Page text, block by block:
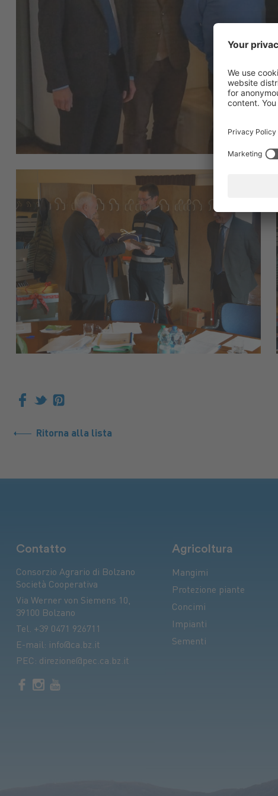
Ritorna alla lista
Contatto
Consorzio Agrario di Bolzano
Società Cooperativa
Via Werner von Siemens 10,
39100 Bolzano
Tel. +39 0471 926711
E-mail: info@ca.bz.it
PEC: direzione@pec.ca.bz.it
Agricoltura
Mangimi
Protezione piante
Concimi
Impianti
Sementi